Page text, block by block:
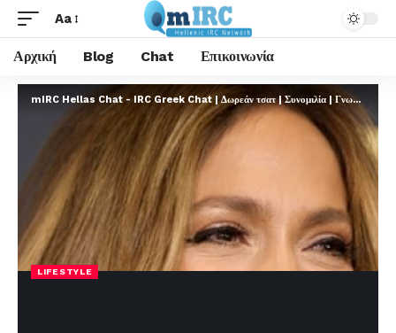
Aa
Αρχική Blog Chat Επικοινωνία
mIRC Hellas Chat - IRC Greek Chat | Δωρεάν τσατ | Συνομιλία | Γνωριμίες | FREE
LIFESTYLE